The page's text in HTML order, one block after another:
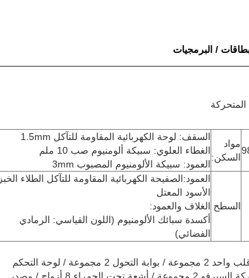
/ البرمجيات
مواد
السكن:
السقف: لوحة الكهربائية المقاومة للتآكل 1.5mm
الغطاء العلوي: سبيكة ألومنيوم صب 10 ملم
العمود: سبيكة الألومنيوم المصبوب 3mm
السطح
العمود:الصفيحة الكهربائية المقاومة للتآكل الطلاء الخبز
الأسود المعتل
الغلاف والعمود:
أكسدة سبائك الألومنيوم (اللون القياسي: الرمادي
الفضائي)
المعيار:الهيكل ذو قلب واحد 2 مجموعة / بوابة التحول 2 مجموعة / لوحة التحكم